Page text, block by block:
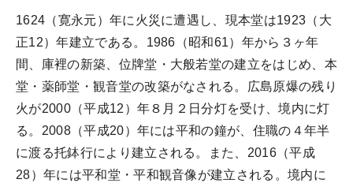
1624（寛永元）年に火災に遭遇し、現本堂は1923（大
正12）年建立である。1986（昭和61）年から３ヶ年
間、庫裡の新築、位牌堂・大般若堂の建立をはじめ、本
堂・薬師堂・観音堂の改築がなされる。広島原爆の残り
火が2000（平成12）年８月２日分灯を受け、境内に灯
る。2008（平成20）年には平和の鐘が、住職の４年半
に渡る托鉢行により建立される。また、2016（平成
28）年には平和堂・平和観音像が建立される。境内に